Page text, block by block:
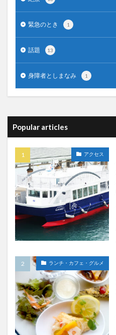
緊急のとき 1
話題 13
身障者としまなみ 1
Popular articles
アクセス
ランチ・カフェ・グルメ